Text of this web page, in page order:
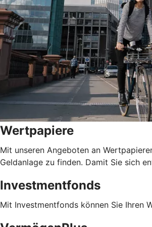
Wertpapiere
Mit unseren Angeboten an
Geldanlage zu finden. Damit Sie sich
Investmentfonds
Mit Investmentfonds können Sie Ihren